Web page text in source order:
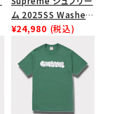
ム 2025SS Washed
Chino Twill Camp
Cap ウォッシュチノツ
イルキャンプキャップ
ブラック 黒
¥24,980 (税込)